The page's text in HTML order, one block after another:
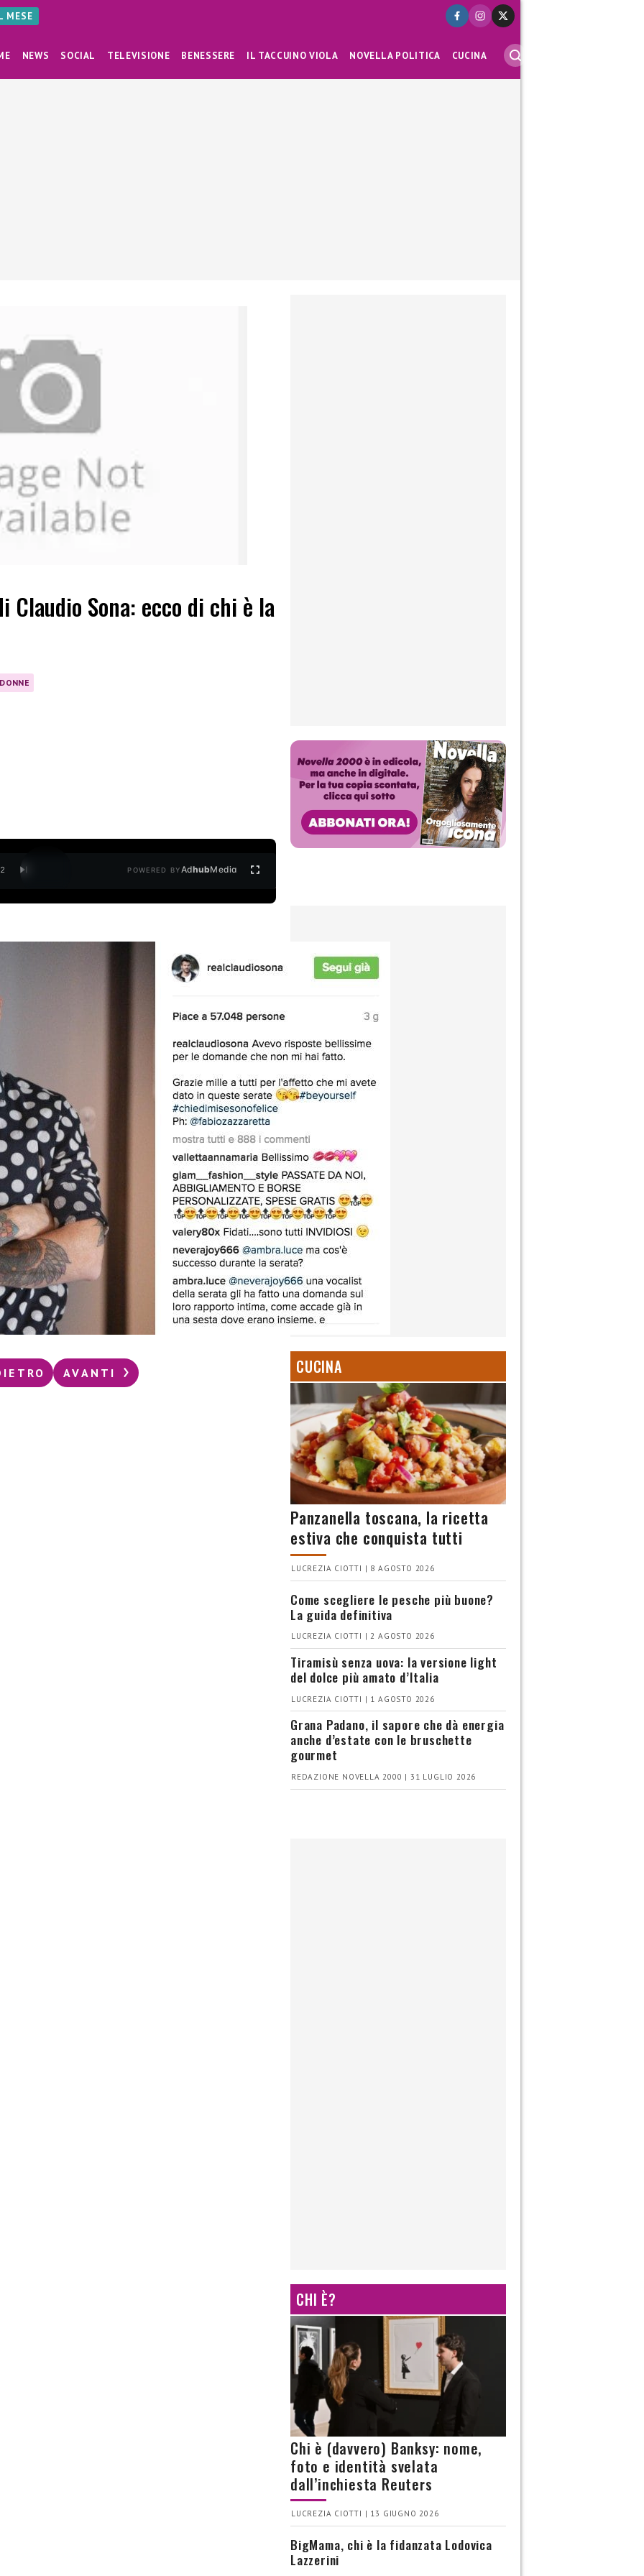
MESE
NEWS SOCIAL TELEVISIONE BENESSERE IL TACCUINO VIOLA NOVELLA POLITICA CUCINA
Sona: ecco di chi è la
2 POWERED BYAdhubMedia
AVANTI CUCINA
Panzanella toscana, la ricetta
estiva che conquista tutti
LUCREZIA CIOTTI | 8 AGOSTO 2026
Come scegliere le pesche più buone?
La guida definitiva
LUCREZIA CIOTTI | 2 AGOSTO 2026
Tiramisù senza uova: la versione light
del dolce più amato d’Italia
LUCREZIA CIOTTI | 1 AGOSTO 2026
Grana Padano, il sapore che dà energia
anche d’estate con le bruschette
gourmet
REDAZIONE NOVELLA 2000 | 31 LUGLIO 2026
CHI È?
Chi è (davvero) Banksy: nome,
foto e identità svelata
dall’inchiesta Reuters
LUCREZIA CIOTTI | 13 GIUGNO 2026
BigMama, chi è la fidanzata Lodovica
Lazzerini